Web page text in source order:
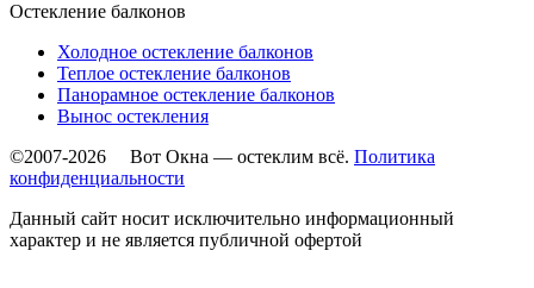
Остекление балконов
Холодное остекление балконов
Теплое остекление балконов
Панорамное остекление балконов
Вынос остекления
©2007-2026 Вот Окна — остеклим всё. Политика
конфиденциальности
Данный сайт носит исключительно информационный
характер и не является публичной офертой